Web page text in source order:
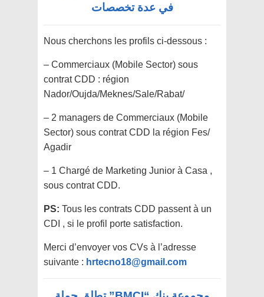
في عدة تخصصات
Nous cherchons les profils ci-dessous :
– Commerciaux (Mobile Sector) sous
contrat CDD : région
Nador/Oujda/Meknes/Sale/Rabat/
– 2 managers de Commerciaux (Mobile
Sector) sous contrat CDD la région Fes/
Agadir
– 1 Chargé de Marketing Junior à Casa ,
sous contrat CDD.
PS: Tous les contrats CDD passent à un
CDI , si le profil porte satisfaction.
Merci d’envoyer vos CVs à l’adresse
suivante : hrtecno18@gmail.com